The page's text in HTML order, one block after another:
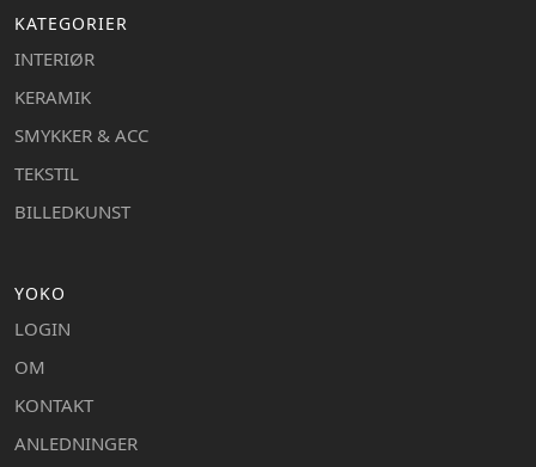
KATEGORIER
INTERIØR
KERAMIK
SMYKKER & ACC
TEKSTIL
BILLEDKUNST
YOKO
LOGIN
OM
KONTAKT
ANLEDNINGER